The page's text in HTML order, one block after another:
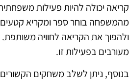
קריאה יכולה להיות פעילות
מהמשפחה בוחר ספר ומקריא
ולהפוך את הקריאה לחוויה
מעורבים בפעילות זו.
בנוסף, ניתן לשלב משחקים